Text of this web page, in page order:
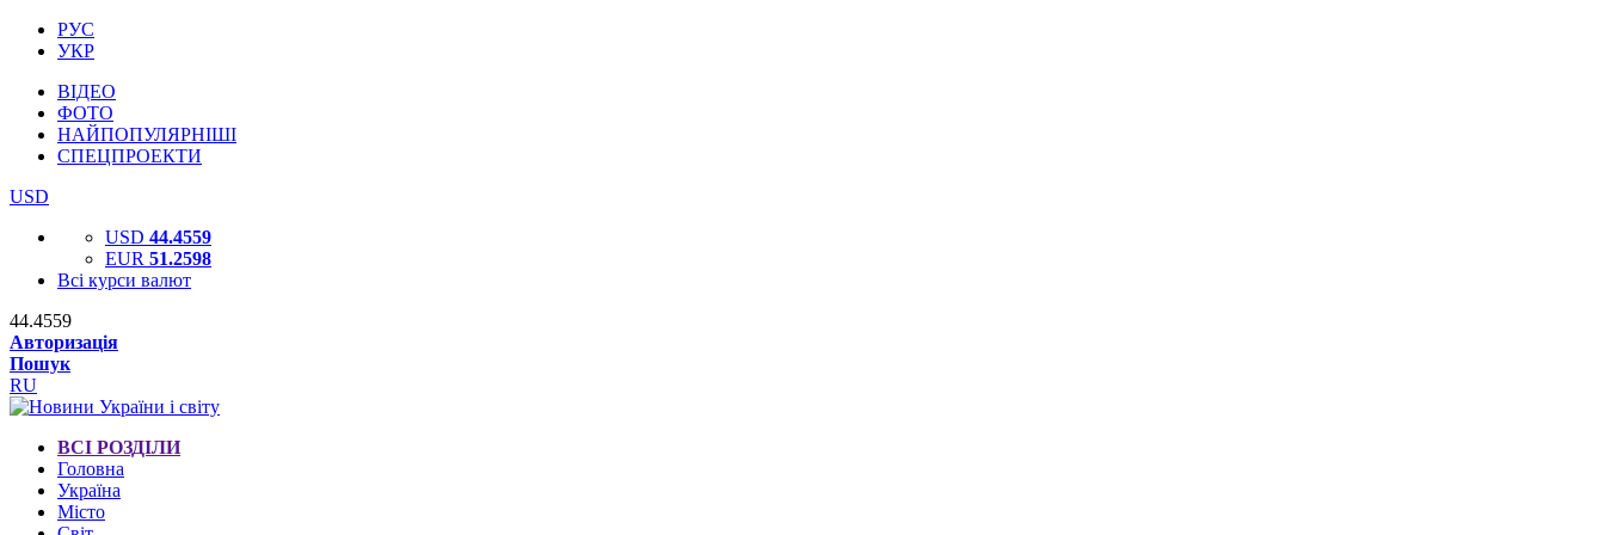
РУС
УКР
ВІДЕО
ФОТО
НАЙПОПУЛЯРНІШІ
СПЕЦПРОЕКТИ
USD
USD 44.4559
EUR 51.2598
Всі курси валют
44.4559
Авторизація
Пошук
RU
ВСІ РОЗДІЛИ
Головна
Україна
Місто